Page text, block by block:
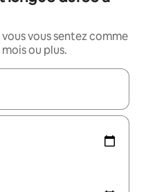
vous sentez comme
ou plus.
utilisez les flèches vers le